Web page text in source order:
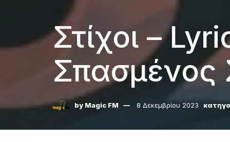
Στίχοι –
Σπασμένος
by Magic FM 8 Δεκεμβρίου 2023